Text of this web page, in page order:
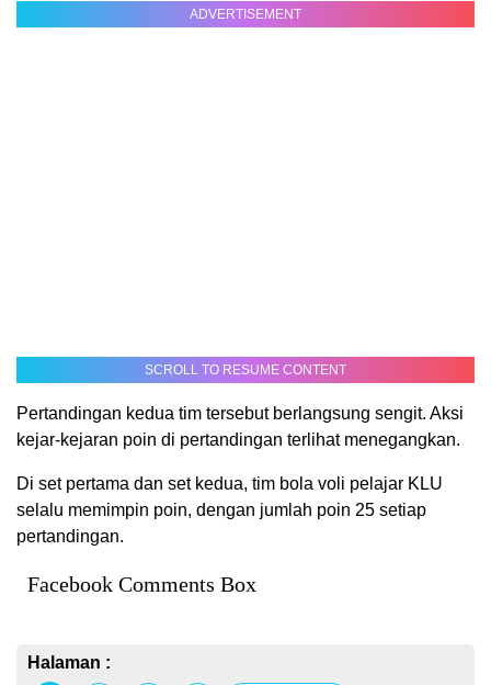
ADVERTISEMENT
SCROLL TO RESUME CONTENT
Pertandingan kedua tim tersebut berlangsung sengit. Aksi
kejar-kejaran poin di pertandingan terlihat menegangkan.
Di set pertama dan set kedua, tim bola voli pelajar KLU
selalu memimpin poin, dengan jumlah poin 25 setiap
pertandingan.
Facebook Comments Box
Halaman :